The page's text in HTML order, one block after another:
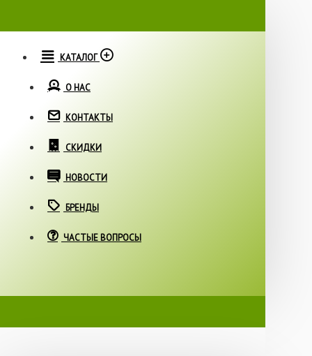
КАТАЛОГ
О НАС
КОНТАКТЫ
СКИДКИ
НОВОСТИ
БРЕНДЫ
ЧАСТЫЕ ВОПРОСЫ